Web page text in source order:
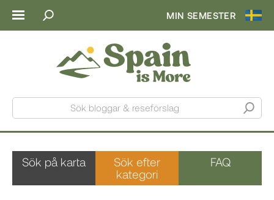
MIN SEMESTER
Sök bloggar & reseförslag
Sök på karta
Sök efter
kategori
FAQ